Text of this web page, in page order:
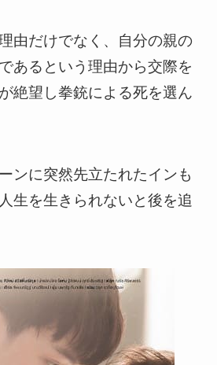
由だけでなく、自分の親の
あるという理由から交際を
絶望し拳銃による死を選ん
ンに突然先立たれたインも
生を生きられないと後を追